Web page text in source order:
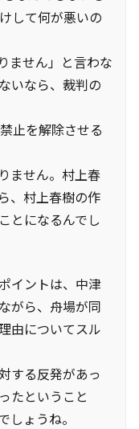
して何が悪いの
ません」と言わな
いなら、裁判の
止を解除させる
ません。村上春
、村上春樹の作
とになるんでし
イントは、中津
がら、舟場が同
由についてスル
する反発があっ
たということ
しょうね。